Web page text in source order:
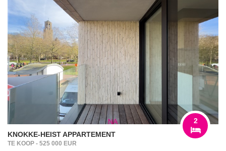
KNOKKE-HEIST APPARTEMENT
TE KOOP - 525 000 EUR
2